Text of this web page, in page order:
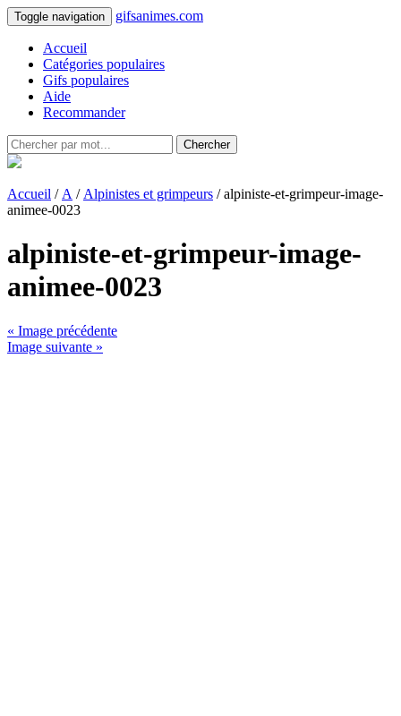
Toggle navigation gifsanimes.com
Accueil
Catégories populaires
Gifs populaires
Aide
Recommander
Chercher
Accueil / A / Alpinistes et grimpeurs / alpiniste-et-grimpeur-image-
animee-0023
alpiniste-et-grimpeur-image-
animee-0023
« Image précédente
Image suivante »